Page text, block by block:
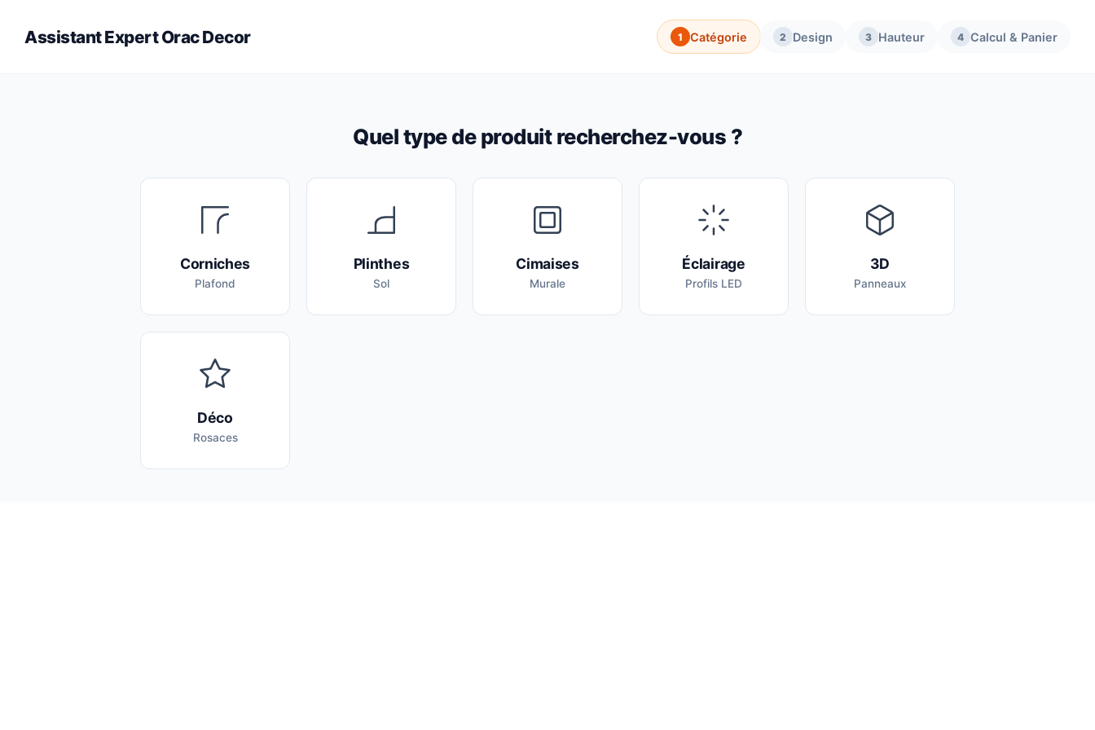
Assistant Expert Orac Decor 1 Catégorie 2 Design 3 Hauteur 4 Calcul & Panier
Quel type de produit recherchez-vous ?
Corniches
Plafond
Plinthes
Sol
Cimaises
Murale
Éclairage
Profils LED
3D
Panneaux
Déco
Rosaces